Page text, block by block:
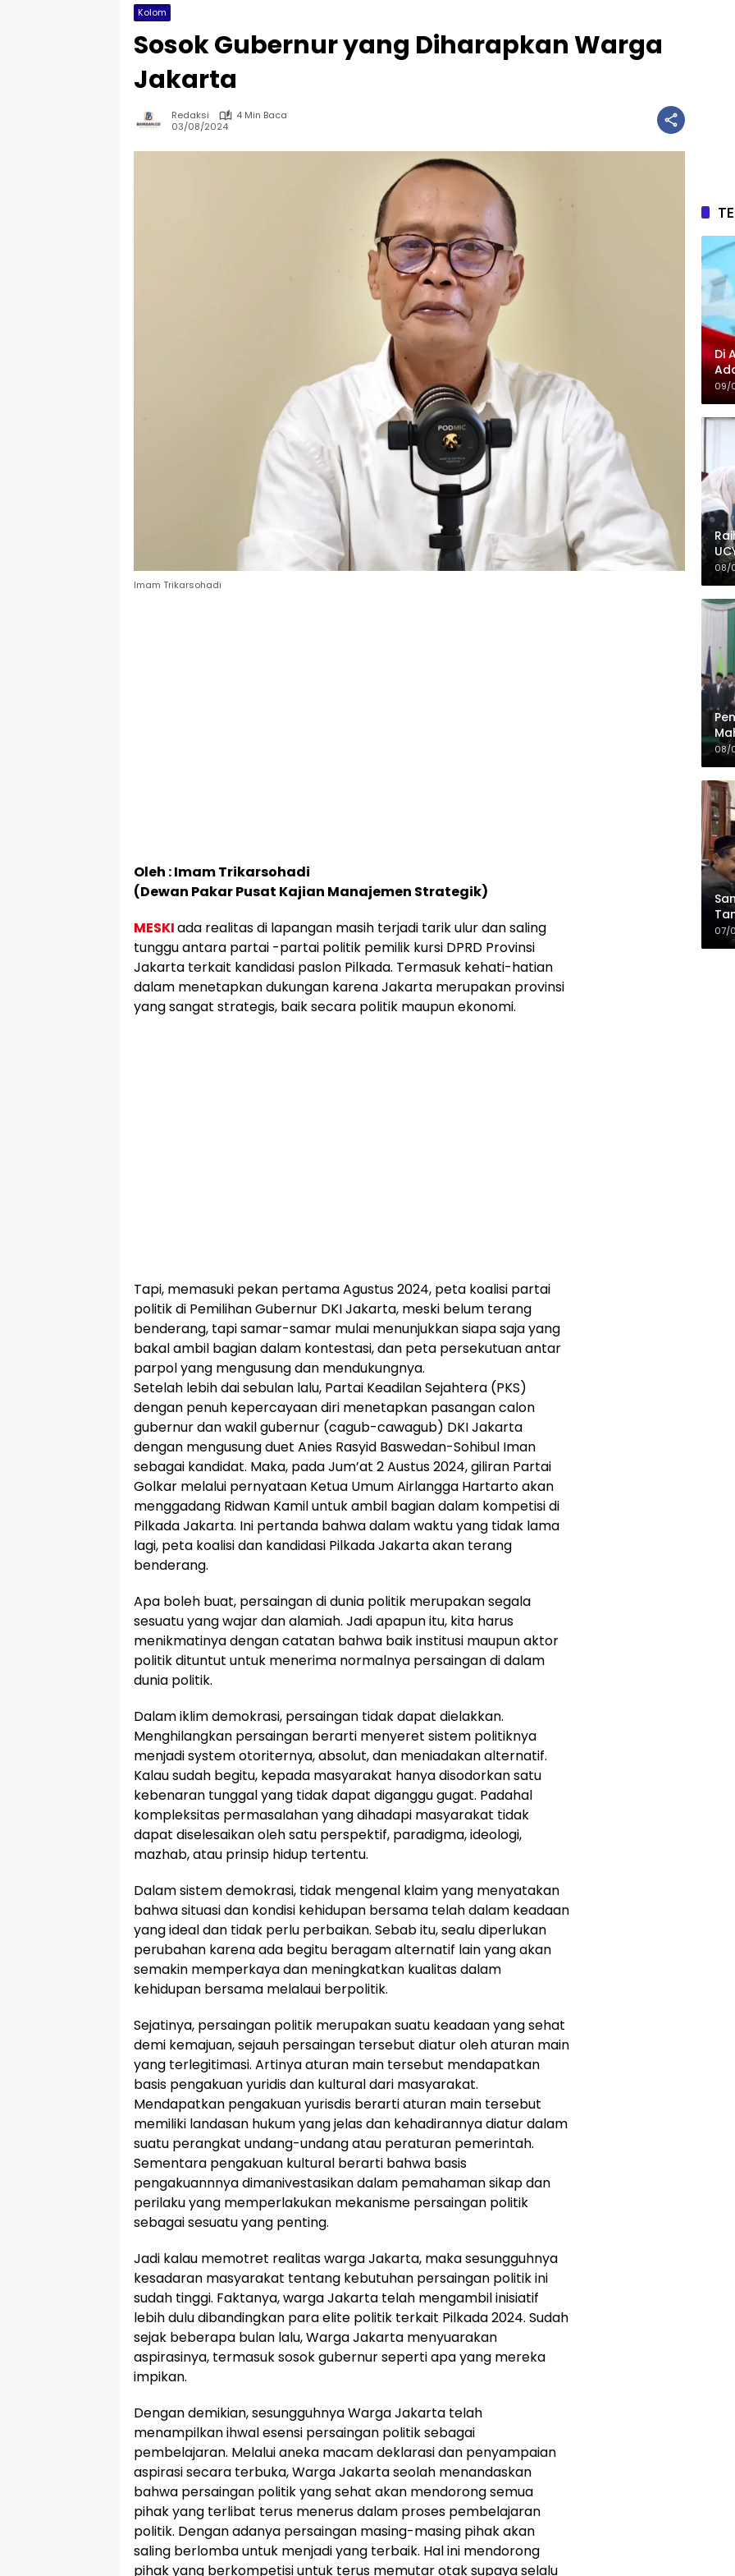
Kolom
Sosok Gubernur yang Diharapkan Warga
Jakarta
Redaksi
4 Min Baca
03/08/2024
Imam Trikarsohadi
Oleh : Imam Trikarsohadi
(Dewan Pakar Pusat Kajian Manajemen Strategik)
MESKIada realitas di lapangan masih terjadi tarik ulur dan saling
tunggu antara partai -partai politik pemilik kursi DPRD Provinsi
Jakarta terkait kandidasi paslon Pilkada. Termasuk kehati-hatian
dalam menetapkan dukungan karena Jakarta merupakan provinsi
yang sangat strategis, baik secara politik maupun ekonomi.
Tapi, memasuki pekan pertama Agustus 2024, peta koalisi partai
politik di Pemilihan Gubernur DKI Jakarta, meski belum terang
benderang, tapi samar-samar mulai menunjukkan siapa saja yang
bakal ambil bagian dalam kontestasi, dan peta persekutuan antar
parpol yang mengusung dan mendukungnya.
Setelah lebih dai sebulan lalu, Partai Keadilan Sejahtera (PKS)
dengan penuh kepercayaan diri menetapkan pasangan calon
gubernur dan wakil gubernur (cagub-cawagub) DKI Jakarta
dengan mengusung duet Anies Rasyid Baswedan-Sohibul Iman
sebagai kandidat. Maka, pada Jum’at 2 Austus 2024, giliran Partai
Golkar melalui pernyataan Ketua Umum Airlangga Hartarto akan
menggadang Ridwan Kamil untuk ambil bagian dalam kompetisi di
Pilkada Jakarta. Ini pertanda bahwa dalam waktu yang tidak lama
lagi, peta koalisi dan kandidasi Pilkada Jakarta akan terang
benderang.
Apa boleh buat, persaingan di dunia politik merupakan segala
sesuatu yang wajar dan alamiah. Jadi apapun itu, kita harus
menikmatinya dengan catatan bahwa baik institusi maupun aktor
politik dituntut untuk menerima normalnya persaingan di dalam
dunia politik.
Dalam iklim demokrasi, persaingan tidak dapat dielakkan.
Menghilangkan persaingan berarti menyeret sistem politiknya
menjadi system otoriternya, absolut, dan meniadakan alternatif.
Kalau sudah begitu, kepada masyarakat hanya disodorkan satu
kebenaran tunggal yang tidak dapat diganggu gugat. Padahal
kompleksitas permasalahan yang dihadapi masyarakat tidak
dapat diselesaikan oleh satu perspektif, paradigma, ideologi,
mazhab, atau prinsip hidup tertentu.
Dalam sistem demokrasi, tidak mengenal klaim yang menyatakan
bahwa situasi dan kondisi kehidupan bersama telah dalam keadaan
yang ideal dan tidak perlu perbaikan. Sebab itu, sealu diperlukan
perubahan karena ada begitu beragam alternatif lain yang akan
semakin memperkaya dan meningkatkan kualitas dalam
kehidupan bersama melalaui berpolitik.
Sejatinya, persaingan politik merupakan suatu keadaan yang sehat
demi kemajuan, sejauh persaingan tersebut diatur oleh aturan main
yang terlegitimasi. Artinya aturan main tersebut mendapatkan
basis pengakuan yuridis dan kultural dari masyarakat.
Mendapatkan pengakuan yurisdis berarti aturan main tersebut
memiliki landasan hukum yang jelas dan kehadirannya diatur dalam
suatu perangkat undang-undang atau peraturan pemerintah.
Sementara pengakuan kultural berarti bahwa basis
pengakuannnya dimanivestasikan dalam pemahaman sikap dan
perilaku yang memperlakukan mekanisme persaingan politik
sebagai sesuatu yang penting.
Jadi kalau memotret realitas warga Jakarta, maka sesungguhnya
kesadaran masyarakat tentang kebutuhan persaingan politik ini
sudah tinggi. Faktanya, warga Jakarta telah mengambil inisiatif
lebih dulu dibandingkan para elite politik terkait Pilkada 2024. Sudah
sejak beberapa bulan lalu, Warga Jakarta menyuarakan
aspirasinya, termasuk sosok gubernur seperti apa yang mereka
impikan.
Dengan demikian, sesungguhnya Warga Jakarta telah
menampilkan ihwal esensi persaingan politik sebagai
pembelajaran. Melalui aneka macam deklarasi dan penyampaian
aspirasi secara terbuka, Warga Jakarta seolah menandaskan
bahwa persaingan politik yang sehat akan mendorong semua
pihak yang terlibat terus menerus dalam proses pembelajaran
politik. Dengan adanya persaingan masing-masing pihak akan
saling berlomba untuk menjadi yang terbaik. Hal ini mendorong
pihak yang berkompetisi untuk terus memutar otak supaya selalu
Di
09/
08/
08/
07/